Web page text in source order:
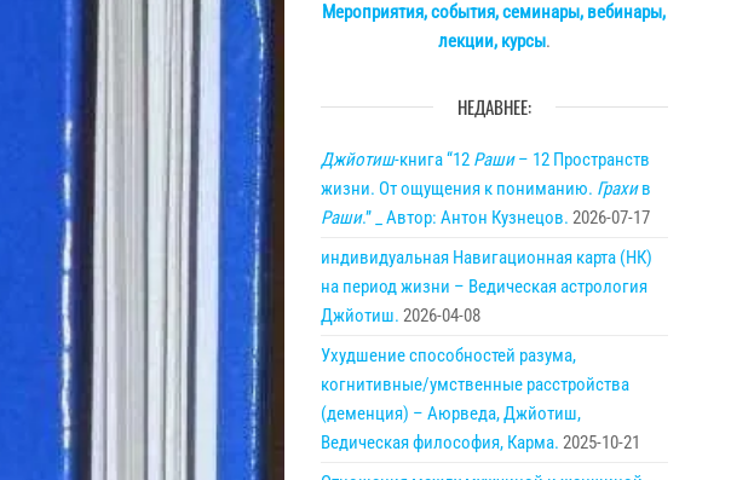
Мероприятия, события, семинары, вебинары,
лекции, курсы.
НЕДАВНЕЕ:
Джйотиш-книга “12 Раши– 12 Пространств
жизни. От ощущения к пониманию. Грахив
Раши.” _ Автор: Антон Кузнецов. 2026-07-17
индивидуальная Навигационная карта (НК)
на период жизни – Ведическая астрология
Джйотиш. 2026-04-08
Ухудшение способностей разума,
когнитивные/умственные расстройства
(деменция) – Аюрведа, Джйотиш,
Ведическая философия, Карма. 2025-10-21